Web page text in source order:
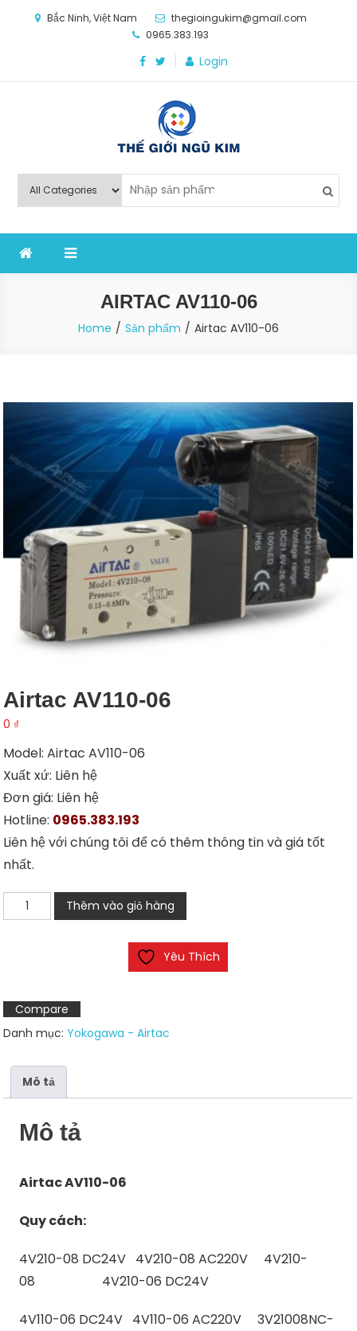
Bắc Ninh, Việt Nam
thegioingukim@gmail.com
0965.383.193
Login
Thế Giới Ngũ Kim
nghiệp sản xuất
AIRTAC AV110-06
Home Sản phẩm Airtac AV110-06
Airtac AV110-06
0 ₫
Model: Airtac AV110-06
Xuất xứ: Liên hệ
Đơn giá: Liên hệ
Hotline: 0965.383.193
Liên hệ với chúng tôi để có thêm thông tin và giá tốt
nhất.
Airtac
AV110-
Thêm vào giỏ hàng
Yêu Thích
Compare
Danh mục:Yokogawa - Airtac
Mô tả
Mô tả
Airtac AV110-06
Quy cách:
4V210-08 DC24V 4V210-08 AC220V 4V210-
08 4V210-06 DC24V
4V110-06 DC24V 4V110-06 AC220V 3V21008NC-